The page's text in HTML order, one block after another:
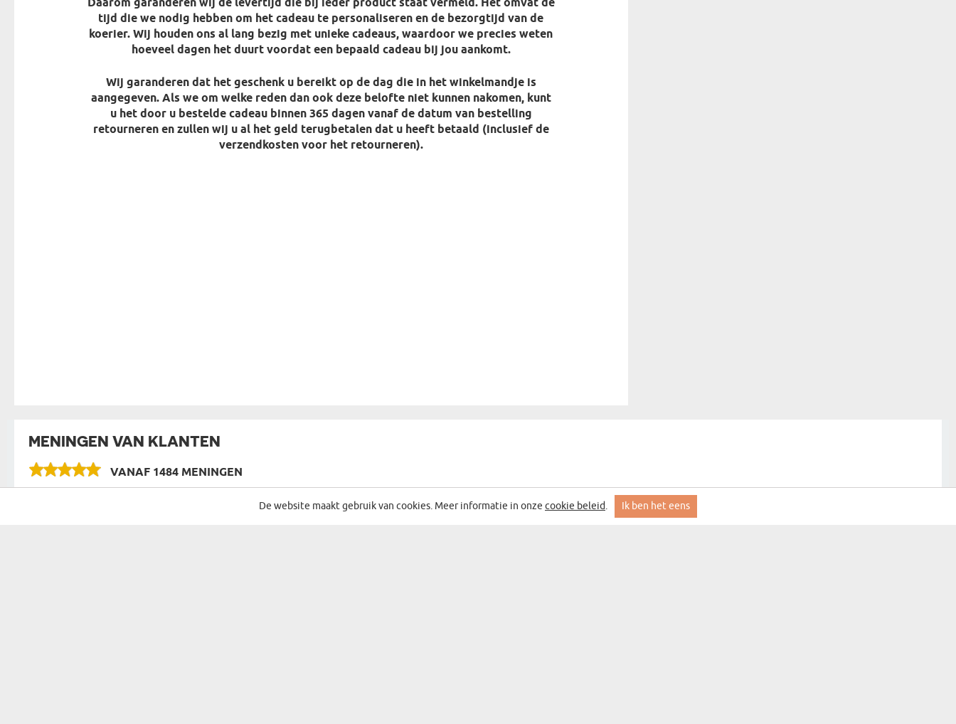
Daarom garanderen wij de levertijd die bij ieder product staat vermeld. Het omvat de
tijd die we nodig hebben om het cadeau te personaliseren en de bezorgtijd van de
koerier. Wij houden ons al lang bezig met unieke cadeaus, waardoor we precies weten
hoeveel dagen het duurt voordat een bepaald cadeau bij jou aankomt.
Wij garanderen dat het geschenk u bereikt op de dag die in het winkelmandje is
aangegeven. Als we om welke reden dan ook deze belofte niet kunnen nakomen, kunt
u het door u bestelde cadeau binnen 365 dagen vanaf de datum van bestelling
retourneren en zullen wij u al het geld terugbetalen dat u heeft betaald (inclusief de
verzendkosten voor het retourneren).
MENINGEN VAN KLANTEN
VANAF 1484 MENINGEN
De website maakt gebruik van cookies. Meer informatie in onze cookie beleid. Ik ben het eens